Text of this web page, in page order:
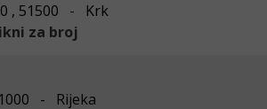
, 51500 - Krk
za broj
- Rijeka